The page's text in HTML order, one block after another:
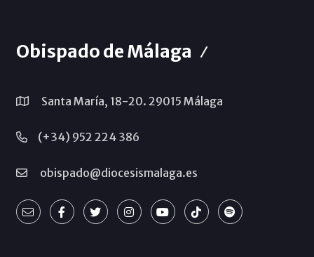
Obispado de Málaga
Santa María, 18-20. 29015 Málaga
(+34) 952 224 386
obispado@diocesismalaga.es